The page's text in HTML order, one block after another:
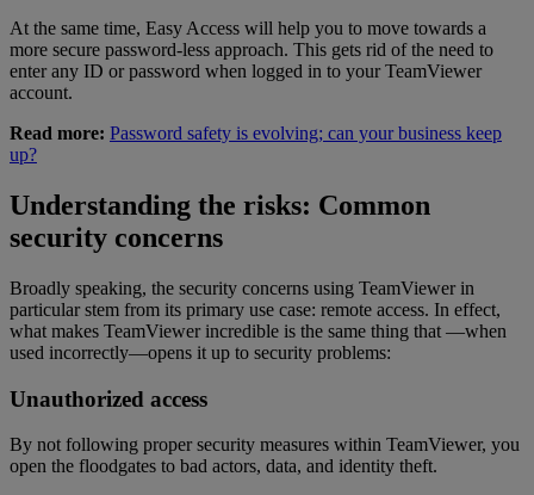
At the same time, Easy Access will help you to move towards a
more secure password-less approach. This gets rid of the need to
enter any ID or password when logged in to your TeamViewer
account.
Read more: Password safety is evolving; can your business keep
up?
Understanding the risks: Common
security concerns
Broadly speaking, the security concerns using TeamViewer in
particular stem from its primary use case: remote access. In effect,
what makes TeamViewer incredible is the same thing that —when
used incorrectly—opens it up to security problems:
Unauthorized access
By not following proper security measures within TeamViewer, you
open the floodgates to bad actors, data, and identity theft.